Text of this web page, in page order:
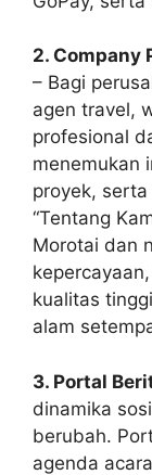
2. Company
– Bagi
agen travel,
profesional
menemukan
proyek,
“Tentang
Morotai dan
kualitas
alam
3. Portal
dinamika
berubah.
agenda